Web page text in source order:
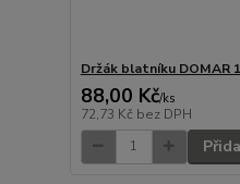
Držák blatníku DOMAR
88,00 Kč/ks
72,73 Kč bez DPH